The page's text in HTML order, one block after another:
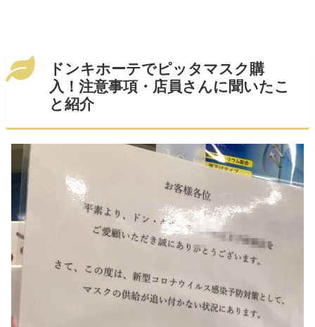
ドンキホーテでピッタマスク購
入！注意事項・店員さんに聞いたこ
と紹介